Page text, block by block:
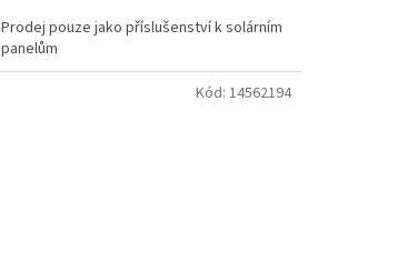
Prodej pouze jako příslušenství k solárním
panelům
Kód: 14562194